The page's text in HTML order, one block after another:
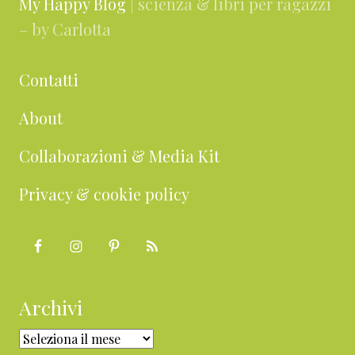
– by Carlotta
Contatti
About
Collaborazioni & Media Kit
Privacy & cookie policy
Archivi
Archivi